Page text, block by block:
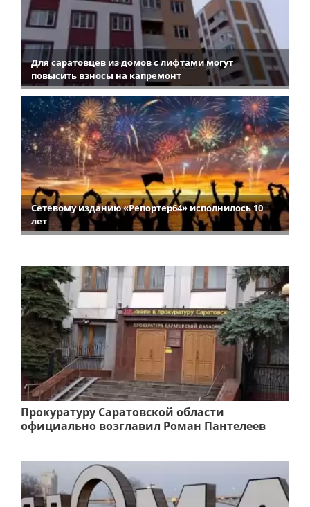
Для саратовцев из домов с лифтами могут
повысить взносы на капремонт
Сетевому изданию «Репортер64» исполнилось 10
лет
Прокуратуру Саратовской области
официально возглавил Роман Пантелеев